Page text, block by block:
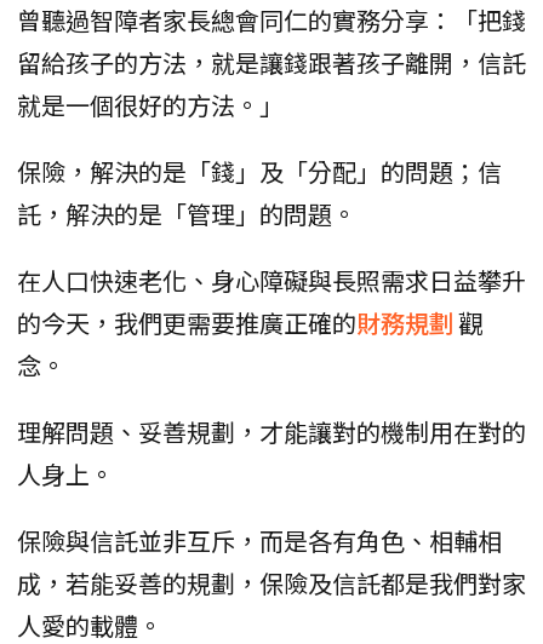
曾聽過智障者家長總會同仁的實務分享：「把錢
留給孩子的方法，就是讓錢跟著孩子離開，信託
就是一個很好的方法。」
保險，解決的是「錢」及「分配」的問題；信
託，解決的是「管理」的問題。
在人口快速老化、身心障礙與長照需求日益攀升
的今天，我們更需要推廣正確的財務規劃觀
念。
理解問題、妥善規劃，才能讓對的機制用在對的
人身上。
保險與信託並非互斥，而是各有角色、相輔相
成，若能妥善的規劃，保險及信託都是我們對家
人愛的載體。